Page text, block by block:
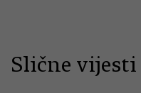
Slične vijesti